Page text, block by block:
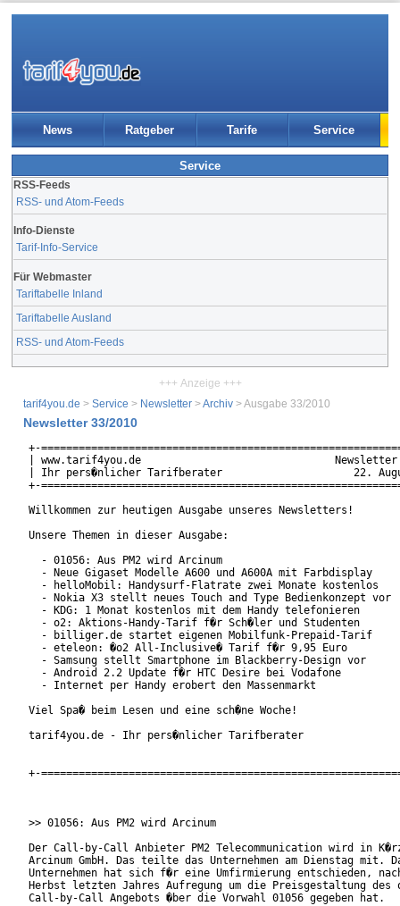
News Ratgeber Tarife Service
Service
RSS-Feeds
RSS- und Atom-Feeds
Info-Dienste
Tarif-Info-Service
Für Webmaster
Tariftabelle Inland
Tariftabelle Ausland
RSS- und Atom-Feeds
+++ Anzeige +++
tarif4you.de > Service > Newsletter >Archiv > Ausgabe 33/2010
Newsletter 33/2010
+-
| www.tarif4you.de                               Newsletter
| Ihr pers�nlicher Tarifberater                     22.
+-
Willkommen zur heutigen Ausgabe unseres Newsletters!
Unsere Themen in dieser Ausgabe:
  - 01056: Aus PM2 wird Arcinum
  - Neue Gigaset Modelle A600 und A600A mit Farbdisplay
  - helloMobil: Handysurf-Flatrate zwei Monate kostenlos
  - Nokia X3 stellt neues Touch and Type Bedienkonzept vor
  - KDG: 1 Monat kostenlos mit dem Handy telefonieren
  - o2: Aktions-Handy-Tarif f�r Sch�ler und Studenten
  - billiger.de startet eigenen Mobilfunk-Prepaid-Tarif
  - eteleon: �o2 All-Inclusive� Tarif f�r 9,95 Euro
  - Samsung stellt Smartphone im Blackberry-Design vor
  - Android 2.2 Update f�r HTC Desire bei Vodafone
  - Internet per Handy erobert den Massenmarkt
Viel Spa� beim Lesen und eine sch�ne Woche!
tarif4you.de - Ihr pers�nlicher Tarifberater
+-
>> 01056: Aus PM2 wird Arcinum
Der Call-by-Call Anbieter PM2 Telecommunication wird in
Arcinum GmbH. Das teilte das Unternehmen am Dienstag mit.
Unternehmen hat sich f�r eine Umfirmierung entschieden,
Herbst letzten Jahres Aufregung um die Preisgestaltung des
Call-by-Call Angebots �ber die Vorwahl 01056 gegeben